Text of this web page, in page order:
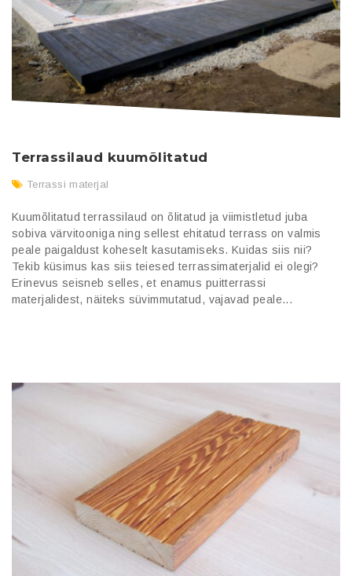
Terrassilaud kuumõlitatud
Terrassi materjal
Kuumõlitatud terrassilaud on õlitatud ja viimistletud juba
sobiva värvitooniga ning sellest ehitatud terrass on valmis
peale paigaldust koheselt kasutamiseks. Kuidas siis nii?
Tekib küsimus kas siis teiesed terrassimaterjalid ei olegi?
Erinevus seisneb selles, et enamus puitterrassi
materjalidest, näiteks süvimmutatud, vajavad peale...